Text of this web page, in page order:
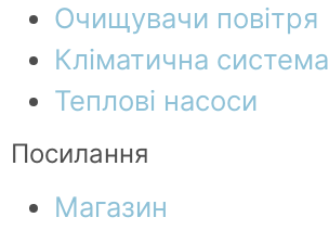
Очищувачи повітря
Кліматична система
Теплові насоси
Посилання
Магазин